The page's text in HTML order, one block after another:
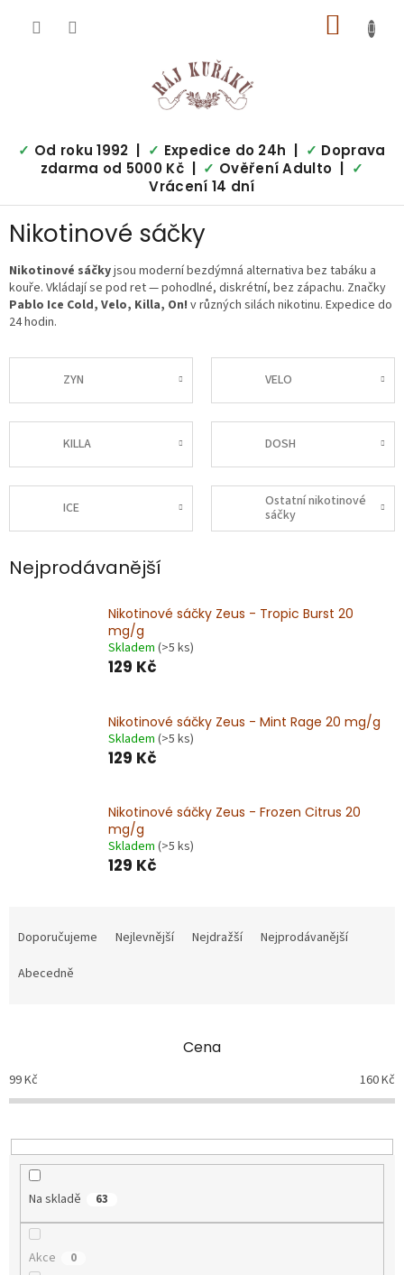
KOŠÍK
✓ Od roku 1992 | ✓ Expedice do 24h | ✓ Doprava
zdarma od 5000 Kč | ✓ Ověření Adulto |
✓
Vrácení 14 dní
Nikotinové sáčky
Nikotinové sáčkyjsou moderní bezdýmná alternativa bez tabáku a
kouře. Vkládají se pod ret — pohodlné, diskrétní, bez zápachu. Značky
Pablo Ice Cold, Velo, Killa, On! v různých silách nikotinu. Expedice do
24 hodin.
ZYN VELO
KILLA DOSH
ICE
Ostatní nikotinové
sáčky
Nejprodávanější
Nikotinové sáčky Zeus - Tropic Burst 20
mg/g
Skladem (>5 ks)
129 Kč
Nikotinové sáčky Zeus - Mint Rage 20 mg/g
Skladem (>5 ks)
129 Kč
Nikotinové sáčky Zeus - Frozen Citrus 20
mg/g
Skladem (>5 ks)
129 Kč
a
e
o
d
k
t
Doporučujeme Nejlevnější Nejdražší
Nejprodávanější
Abecedně
Cena
99Kč 160Kč
Na skladě 63
Akce 0